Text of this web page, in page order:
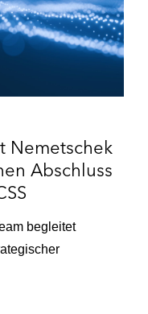
FlixMobility
– Übernahme
von
mit National
bei diversen
und
Nemetschek
Abschluss
begleitet